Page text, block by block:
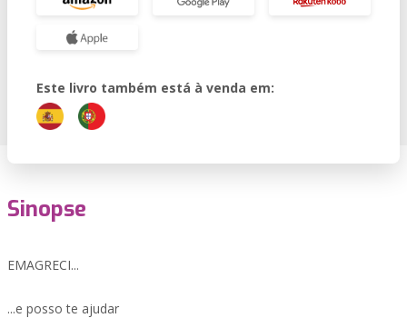
Este livro também está à venda em:
Sinopse
EMAGRECI...
...e posso te ajudar